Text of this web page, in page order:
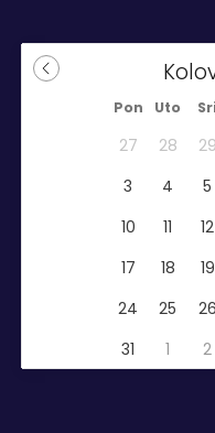
Pon Uto
27 28 29
3
4 5
10
11 12
17
18 19
24
25 26
31
1 2